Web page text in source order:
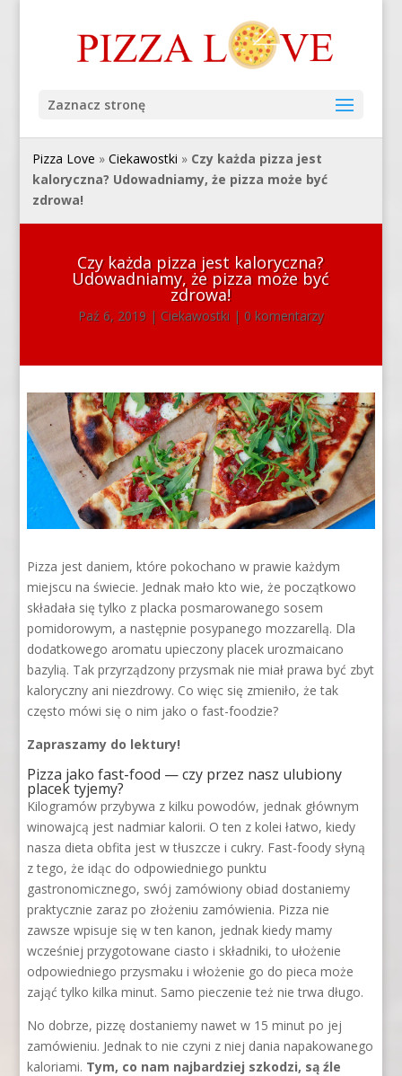
Zaznacz stronę
Pizza Love »Ciekawostki » Czy każda pizza jest
kaloryczna? Udowadniamy, że pizza może być
zdrowa!
Czy każda pizza jest kaloryczna?
Udowadniamy, że pizza może być
zdrowa!
Paź 6, 2019| Ciekawostki| 0 komentarzy
Pizza jest daniem, które pokochano w prawie każdym
miejscu na świecie. Jednak mało kto wie, że początkowo
składała się tylko z placka posmarowanego sosem
pomidorowym, a następnie posypanego mozzarellą. Dla
dodatkowego aromatu upieczony placek urozmaicano
bazylią. Tak przyrządzony przysmak nie miał prawa być zbyt
kaloryczny ani niezdrowy. Co więc się zmieniło, że tak
często mówi się o nim jako o fast-foodzie?
Zapraszamy do lektury!
Pizza jako fast-food — czy przez nasz ulubiony
placek tyjemy?
Kilogramów przybywa z kilku powodów, jednak głównym
winowajcą jest nadmiar kalorii. O ten z kolei łatwo, kiedy
nasza dieta obfita jest w tłuszcze i cukry. Fast-foody słyną
z tego, że idąc do odpowiedniego punktu
gastronomicznego, swój zamówiony obiad dostaniemy
praktycznie zaraz po złożeniu zamówienia. Pizza nie
zawsze wpisuje się w ten kanon, jednak kiedy mamy
wcześniej przygotowane ciasto i składniki, to ułożenie
odpowiedniego przysmaku i włożenie go do pieca może
zająć tylko kilka minut. Samo pieczenie też nie trwa długo.
No dobrze, pizzę dostaniemy nawet w 15 minut po jej
zamówieniu. Jednak to nie czyni z niej dania napakowanego
kaloriami. Tym, co nam najbardziej szkodzi, są źle